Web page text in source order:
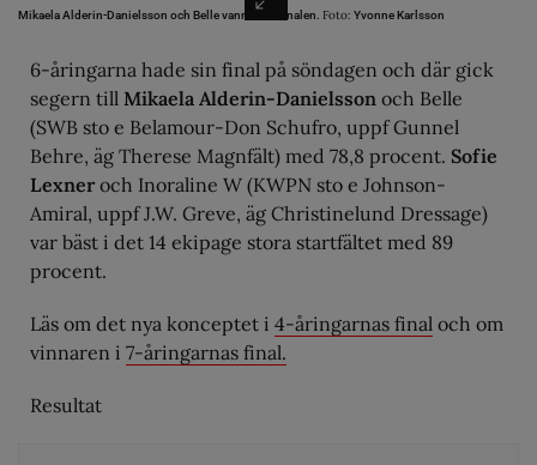
Mikaela Alderin-Danielsson och Belle vann 6-årsfinalen. Foto: Yvonne Karlsson
6-åringarna hade sin final på söndagen och där gick
segern till Mikaela Alderin-Danielsson och Belle
(SWB sto e Belamour-Don Schufro, uppf Gunnel
Behre, äg Therese Magnfält) med 78,8 procent. Sofie
Lexner och Inoraline W (KWPN sto e Johnson-
Amiral, uppf J.W. Greve, äg Christinelund Dressage)
var bäst i det 14 ekipage stora startfältet med 89
procent.
Läs om det nya konceptet i 4-åringarnas final och om
vinnaren i 7-åringarnas final.
Resultat